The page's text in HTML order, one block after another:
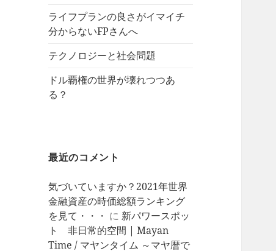
ライフプランの良さがイマイチ
分からないFPさんへ
テクノロジーと社会問題
ドル覇権の世界が壊れつつあ
る？
最近のコメント
気づいていますか？2021年世界
金融資産の時価総額ランキング
を見て・・・ に 新パワースポッ
ト 非日常的空間 | Mayan
Time / マヤンタイム ～マヤ暦で